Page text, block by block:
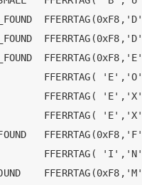
FFERRTAG(
FFERRTAG(